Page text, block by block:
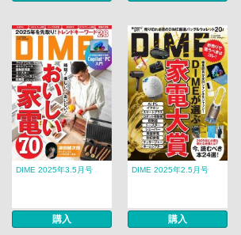
DIME 2025年3.5月号
購入
DIME 2025年2.5月号
購入